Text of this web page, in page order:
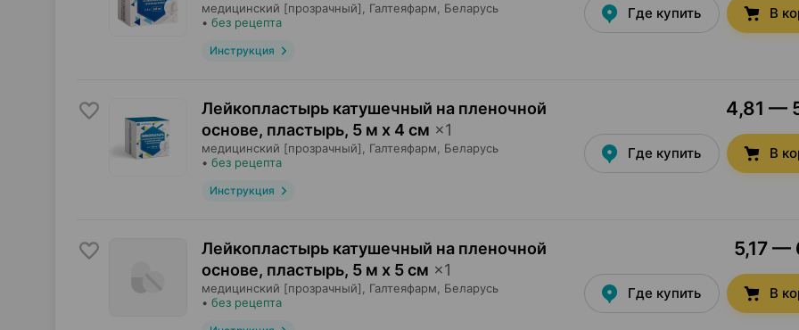
медицинский [прозрачный], Галтеяфарм , Беларусь
• без рецепта
Инструкция
Где купить В
Лейкопластырь катушечный на пленочной
основе, пластырь, 5 м х 4 см ×1
медицинский [прозрачный], Галтеяфарм , Беларусь
• без рецепта
Инструкция
4,81 —
Где купить В
Лейкопластырь катушечный на пленочной
основе, пластырь, 5 м х 5 см ×1
медицинский [прозрачный], Галтеяфарм , Беларусь
• без рецепта
5,17 —
Где купить В